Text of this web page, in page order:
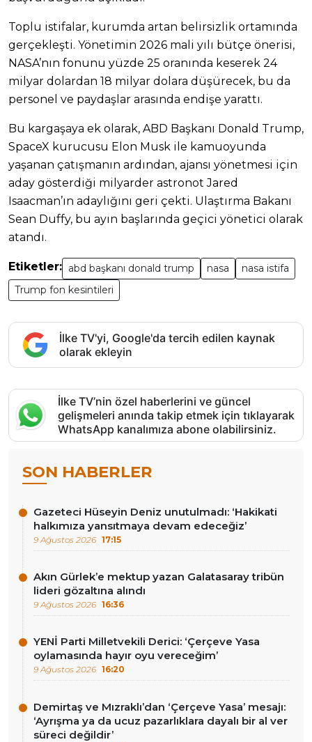
Toplu istifalar, kurumda artan belirsizlik ortamında
gerçekleşti. Yönetimin 2026 mali yılı bütçe önerisi,
NASA’nın fonunu yüzde 25 oranında keserek 24
milyar dolardan 18 milyar dolara düşürecek, bu da
personel ve paydaşlar arasında endişe yarattı.
Bu kargaşaya ek olarak, ABD Başkanı Donald Trump,
SpaceX kurucusu Elon Musk ile kamuoyunda
yaşanan çatışmanın ardından, ajansı yönetmesi için
aday gösterdiği milyarder astronot Jared
Isaacman’ın adaylığını geri çekti. Ulaştırma Bakanı
Sean Duffy, bu ayın başlarında geçici yönetici olarak
atandı.
Etiketler: abd başkanı donald trump nasa
nasa istifa
Trump fon kesintileri
İlke TV'yi, Google'da tercih edilen kaynak
olarak ekleyin
İlke TV’nin özel haberlerini ve güncel
gelişmeleri anında takip etmek için tıklayarak
WhatsApp kanalımıza abone olabilirsiniz.
SON HABERLER
Gazeteci Hüseyin Deniz unutulmadı: ‘Hakikati
halkımıza yansıtmaya devam edeceğiz’
9 Ağustos 2026 17:15
Akın Gürlek’e mektup yazan Galatasaray tribün
lideri gözaltına alındı
9 Ağustos 2026 16:36
YENİ Parti Milletvekili Derici: ‘Çerçeve Yasa
oylamasında hayır oyu vereceğim’
9 Ağustos 2026 16:20
Demirtaş ve Mızraklı’dan ‘Çerçeve Yasa’ mesajı:
‘Ayrışma ya da ucuz pazarlıklara dayalı bir al ver
süreci değildir’